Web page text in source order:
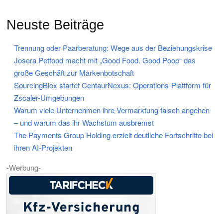
Neuste Beiträge
Trennung oder Paarberatung: Wege aus der Beziehungskrise
Josera Petfood macht mit „Good Food. Good Poop“ das
große Geschäft zur Markenbotschaft
SourcingBlox startet CentaurNexus: Operations-Plattform für
Zscaler-Umgebungen
Warum viele Unternehmen ihre Vermarktung falsch angehen
– und warum das ihr Wachstum ausbremst
The Payments Group Holding erzielt deutliche Fortschritte bei
ihren AI-Projekten
-Werbung-